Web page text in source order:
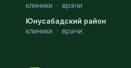
Андрология
Стоматология
клиники · врачи
Юнусабадский район
клиники · врачи